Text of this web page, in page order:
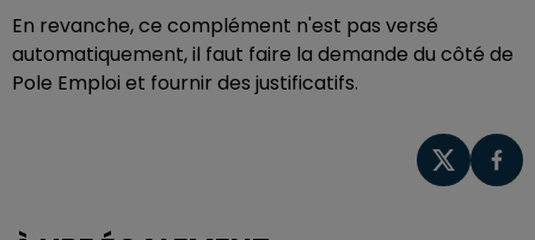
En revanche, ce complément n'est pas versé
automatiquement, il faut faire la demande du côté de
Pole Emploi et fournir des justificatifs.